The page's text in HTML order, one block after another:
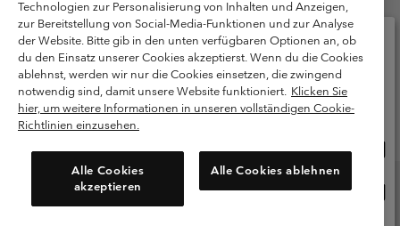
Cookies
Public CBCR
Kundenservice: Mo- Fr. 9:00 - 13:00 & 14:00- 18:00 Uhr
(+)498912081004
Technologien zur Personalisierung von Inhalten und Anzeigen,
zur Bereitstellung von Social-Media-Funktionen und zur Analyse
der Website. Bitte gib in den unten verfügbaren Optionen an, ob
du den Einsatz unserer Cookies akzeptierst. Wenn du die Cookies
ablehnst, werden wir nur die Cookies einsetzen, die zwingend
notwendig sind, damit unsere Website funktioniert. Klicken Sie
hier, um weitere Informationen in unseren vollständigen Cookie-
Richtlinien einzusehen.
Alle Cookies
akzeptieren
Alle Cookies ablehnen
Bitte wählen Sie Ihr Lieferland und Ihre Sprache
Online-Einkauf verfügbar
Deutschland